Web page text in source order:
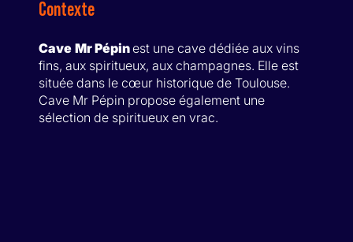
Contexte
Cave Mr Pépinest une cave dédiée aux vins
fins, aux spiritueux, aux champagnes. Elle est
située dans le cœur historique de Toulouse.
Cave Mr Pépin propose également une
sélection de spiritueux en vrac.